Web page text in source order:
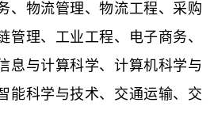
、物流管理、物流工程、采购
管理、工业工程、电子商务、
息与计算科学、计算机科学与
能科学与技术、交通运输、交